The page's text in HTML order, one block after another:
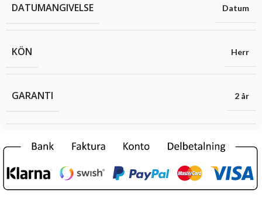
DATUMANGIVELSE Datum
KÖN Herr
GARANTI 2 år